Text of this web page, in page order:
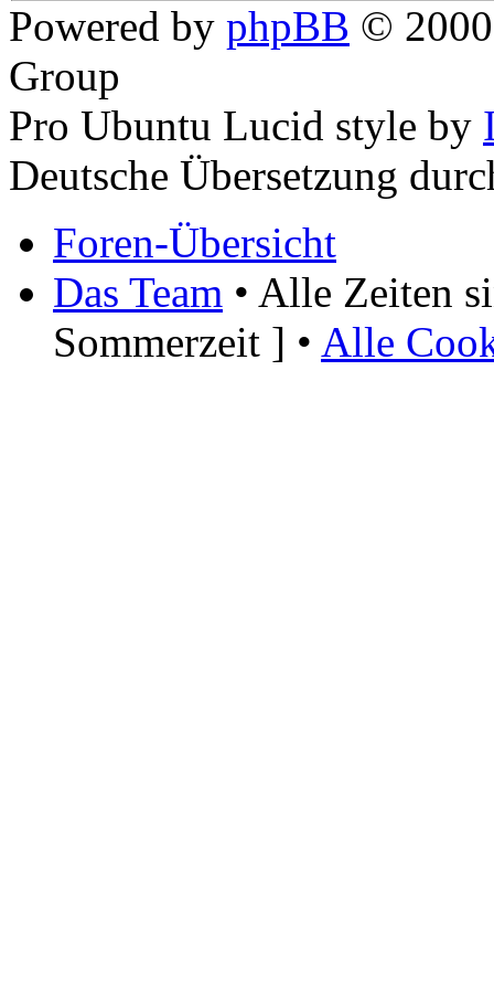
Powered by phpBB ©
Group
Pro Ubuntu Lucid style by
Deutsche Übersetzung
Foren-Übersicht
Das Team • Alle Zeiten
Sommerzeit ] • Alle